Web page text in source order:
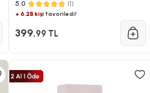
5.0 (1)
+ 6.2B kişifavoriledi!
399,99 TL